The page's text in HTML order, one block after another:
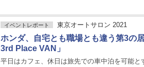
イベントレポート 東京オートサロン 2021
ホンダ、自宅とも職場とも違う第3の
3rd Place VAN」
平日はカフェ、休日は旅先での車中泊を可能と